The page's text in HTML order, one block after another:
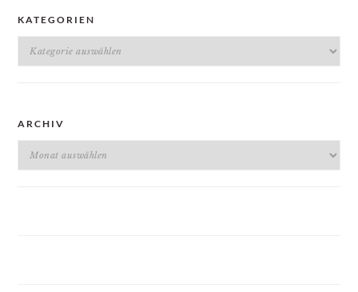
KATEGORIEN
Kategorien
ARCHIV
Archiv